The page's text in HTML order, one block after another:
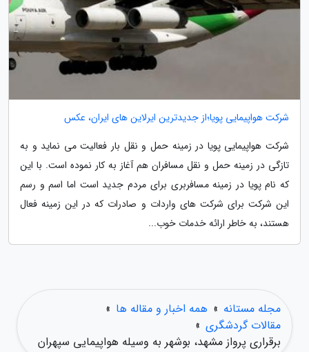
شرکت هواپیمایی پویا؛از جدیدترین ایرلاین های ایران، عکس
شرکت هواپیمایی پویا در زمینه حمل و نقل بار فعالیت می نماید و به
تازگی در زمینه حمل و نقل مسافران هم آغاز به کار نموده است. با این
که نام پویا در زمینه مسافربری برای مردم جدید است اما اسم و رسم
این شرکت برای شرکت های واردات و صادرات که در این زمینه فعال
هستند، به خاطر ارائه خدمات خوب...
مجله مستانه » همه اخبار و مقاله ها »
مقالات گردشگری »
برقراری پرواز مشهد، بوشهر به وسیله هواپیمایی سپهران